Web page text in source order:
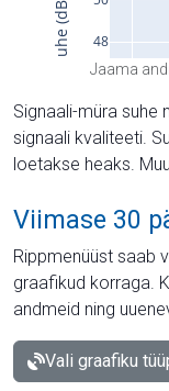
Jaama
Signaali-müra suhe
signaali kvaliteeti.
loetakse heaks.
Viimase 30
Rippmenüüst saab
graafikud korraga.
andmeid ning
Vali graafiku